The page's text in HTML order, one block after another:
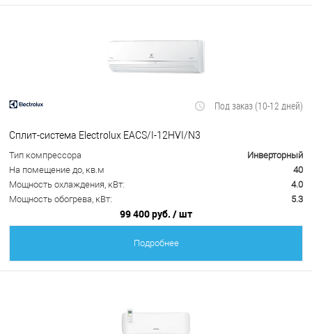
Под заказ (10-12 дней)
Сплит-система Electrolux EACS/I-12HVI/N3
Тип компрессора
Инверторный
На помещение до, кв.м
40
Мощность охлаждения, кВт:
4.0
Мощность обогрева, кВт:
5.3
99 400 руб. / шт
Подробнее